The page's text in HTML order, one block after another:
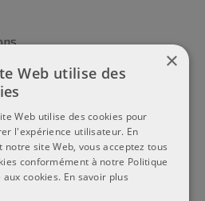
×
Web utilise des
Web utilise des cookies pour
l'expérience utilisateur. En
notre site Web, vous acceptez tous
conformément à notre Politique
aux cookies. En savoir plus